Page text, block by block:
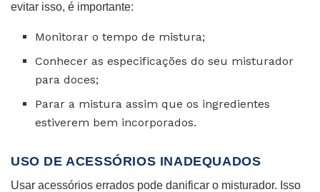
evitar isso, é importante:
Monitorar o tempo de mistura;
Conhecer as especificações do seu misturador
para doces;
Parar a mistura assim que os ingredientes
estiverem bem incorporados.
USO DE ACESSÓRIOS INADEQUADOS
Usar acessórios errados pode danificar o misturador. Isso